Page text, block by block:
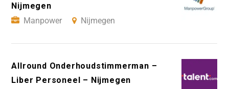
Nijmegen
Manpower
Nijmegen
Allround Onderhoudstimmerman –
Liber Personeel – Nijmegen